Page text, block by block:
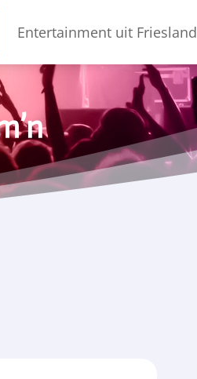
Entertainment uit Friesland